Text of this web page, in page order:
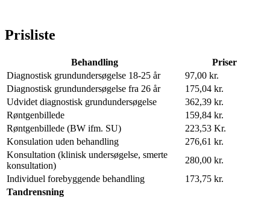
Prisliste
Behandling
Priser
Diagnostisk grundundersøgelse 18-25 år
97,00 kr.
Diagnostisk grundundersøgelse fra 26 år
175,04 kr.
Udvidet diagnostisk grundundersøgelse
362,39 kr.
Røntgenbillede
159,84 kr.
Røntgenbillede (BW ifm. SU)
223,53 Kr.
Konsulation uden behandling
276,61 kr.
Konsultation (klinisk undersøgelse, smerte
konsultation)
280,00 kr.
Individuel forebyggende behandling
173,75 kr.
Tandrensning